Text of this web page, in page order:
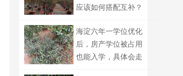
应该如何搭配互补？
海淀六年一学位优化
后，房产学位被占用
也能入学，具体会走